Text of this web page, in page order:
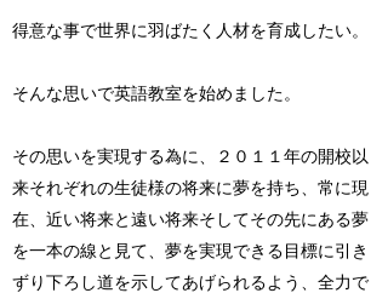
得意な事で世界に羽ばたく人材を育成したい。
そんな思いで英語教室を始めました。
その思いを実現する為に、２０１１年の開校以
来それぞれの生徒様の将来に夢を持ち、常に現
在、近い将来と遠い将来そしてその先にある夢
を一本の線と見て、夢を実現できる目標に引き
ずり下ろし道を示してあげられるよう、全力で